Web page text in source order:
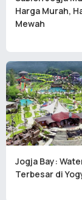
Harga Murah,
Mewah
Jogja Bay:
Terbesar di